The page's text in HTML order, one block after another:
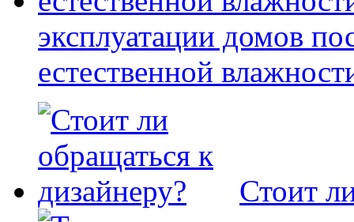
эксплуатации домов
естественной
Стоит